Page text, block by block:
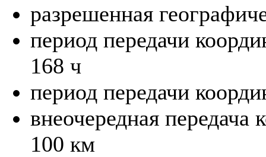
разрешенная
период передачи
168 ч
период передачи
внеочередная
100 км